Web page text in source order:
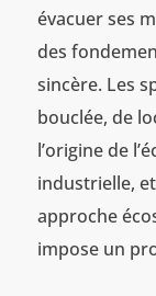
évacuer ses
des
sincère. Les
bouclée, de
l’origine de
industrielle,
approche
impose un